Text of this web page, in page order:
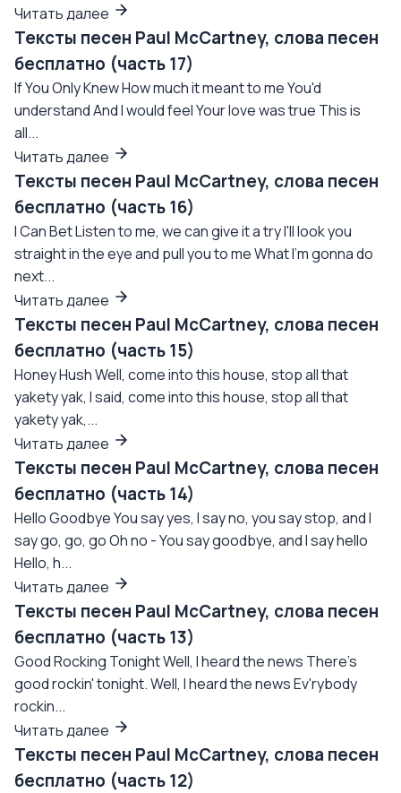
Читать далее
Тексты песен Paul McCartney, слова песен
бесплатно (часть 17)
If You Only Knew How much it meant to me You'd
understand And I would feel Your love was true This is
all...
Читать далее
Тексты песен Paul McCartney, слова песен
бесплатно (часть 16)
I Can Bet Listen to me, we can give it a try I'll look you
straight in the eye and pull you to me What I'm gonna do
next...
Читать далее
Тексты песен Paul McCartney, слова песен
бесплатно (часть 15)
Honey Hush Well, come into this house, stop all that
yakety yak, I said, come into this house, stop all that
yakety yak,...
Читать далее
Тексты песен Paul McCartney, слова песен
бесплатно (часть 14)
Hello Goodbye You say yes, I say no, you say stop, and I
say go, go, go Oh no - You say goodbye, and I say hello
Hello, h...
Читать далее
Тексты песен Paul McCartney, слова песен
бесплатно (часть 13)
Good Rocking Tonight Well, I heard the news There's
good rockin' tonight. Well, I heard the news Ev'rybody
rockin...
Читать далее
Тексты песен Paul McCartney, слова песен
бесплатно (часть 12)